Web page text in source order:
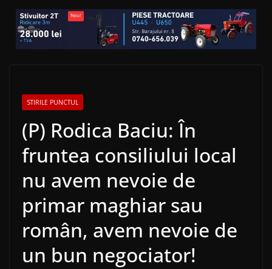
STIRILE PUNCTUL
(P) Rodica Baciu: În
fruntea consiliului local
nu avem nevoie de
primar maghiar sau
român, avem nevoie de
un bun negociator!